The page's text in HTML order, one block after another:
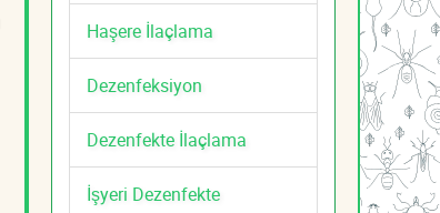
Haşere İlaçlama
Dezenfeksiyon
Dezenfekte İlaçlama
İşyeri Dezenfekte